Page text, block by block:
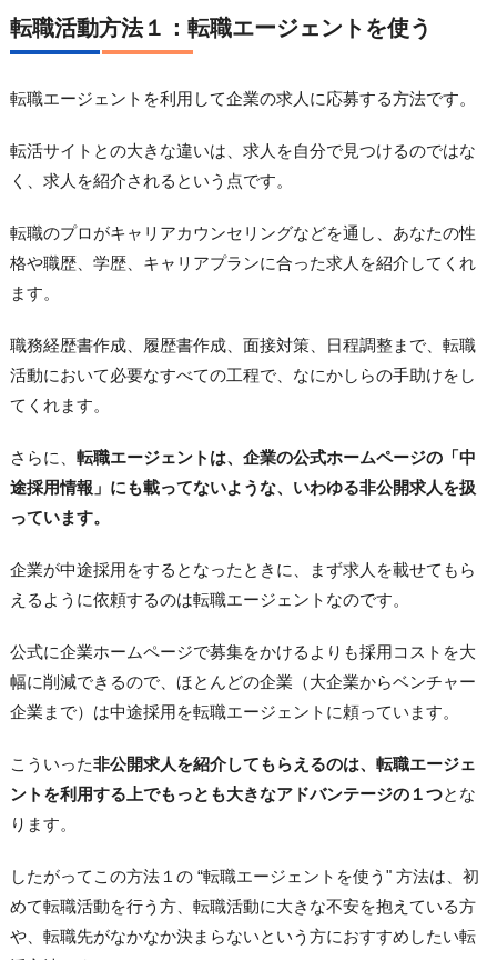
転職活動方法１：転職エージェントを使う
転職エージェントを利用して企業の求人に応募する方法です。
転活サイトとの大きな違いは、求人を自分で見つけるのではな
く、求人を紹介されるという点です。
転職のプロがキャリアカウンセリングなどを通し、あなたの性
格や職歴、学歴、キャリアプランに合った求人を紹介してくれ
ます。
職務経歴書作成、履歴書作成、面接対策、日程調整まで、転職
活動において必要なすべての工程で、なにかしらの手助けをし
てくれます。
さらに、 転職エージェントは、企業の公式ホームページの「中
途採用情報」にも載ってないような、いわゆる非公開求人を扱
っています。
企業が中途採用をするとなったときに、まず求人を載せてもら
えるように依頼するのは転職エージェントなのです。
公式に企業ホームページで募集をかけるよりも採用コストを大
幅に削減できるので、ほとんどの企業（大企業からベンチャー
企業まで）は中途採用を転職エージェントに頼っています。
こういった非公開求人を紹介してもらえるのは、転職エージェ
ントを利用する上でもっとも大きなアドバンテージの１つとな
ります。
したがってこの方法１の “転職エージェントを使う" 方法は、初
めて転職活動を行う方、転職活動に大きな不安を抱えている方
や、転職先がなかなか決まらないという方におすすめしたい転